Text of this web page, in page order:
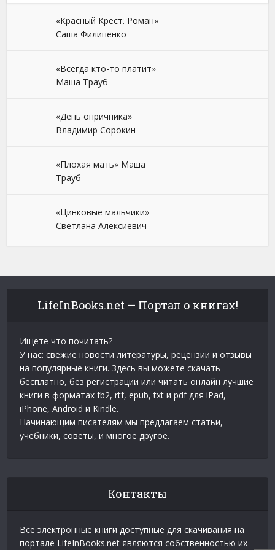
«Красный Крест. Роман»
Саша Филипенко
«Всегда кто-то платит»
Маша Трауб
«День опричника»
Владимир Сорокин
«Плохая мать» Маша
Трауб
«Цинковые мальчики»
Светлана Алексиевич
LifeInBooks.net — Портал о книгах!
Ищете что почитать?
У нас: свежие новости литературы, рецензии и отзывы
на популярные книги. Здесь вы можете скачать
бесплатно, без регистрации или читать онлайн лучшие
книги в форматах fb2, rtf, epub, txt и pdf для iPad,
iPhone, Android и Kindle.
Начинающим писателям мы предлагаем статьи,
учебники, советы, и многое другое.
Контакты
Все электронные книги доступные для скачивания на
портале LifeInBooks.net являются собственностью их